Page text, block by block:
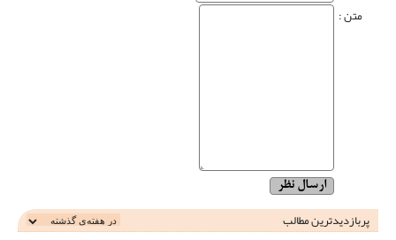
متن :
پربازدیدترین‌ مطالب